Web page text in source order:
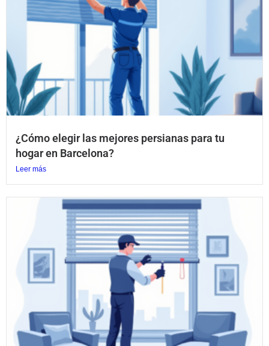
¿Cómo elegir las mejores persianas para tu
hogar en Barcelona?
Leer más